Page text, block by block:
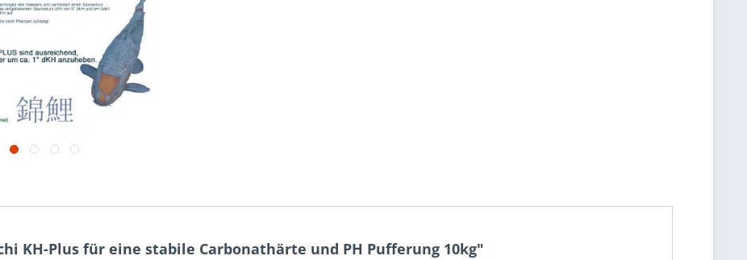
KH-Plus für eine stabile Carbonathärte und PH Pufferung 10kg"